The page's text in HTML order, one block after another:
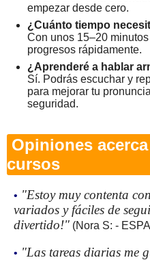
empezar desde cero.
¿Cuánto tiempo
Con unos 15–20
progresos rápidamente.
¿Aprenderé a hablar
Sí. Podrás escuchar y
para mejorar tu
seguridad.
Opiniones
cursos
• "Estoy muy contenta
variados y fáciles de
divertido!" (Nora S: -
• "Las tareas diarias me